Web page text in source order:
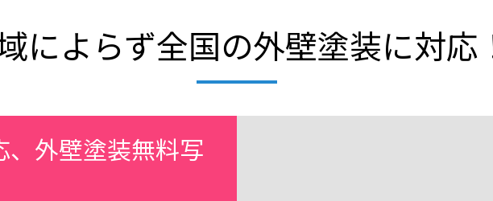
によらず全国の外壁塗装に対応
、外壁塗装無料写